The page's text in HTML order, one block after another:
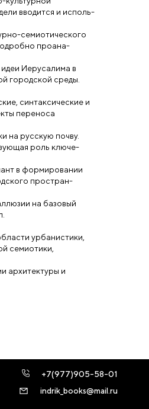
вводится и исполь-
семиотического
проана-
Иерусалима в
городской среды.
синтаксические и
переноса
на русскую почву.
роль ключе-
в формировании
простран-
на базовый
урбанистики,
семиотики,
архитектуры и
+7(977)905-58-01
indrik_books@mail.ru